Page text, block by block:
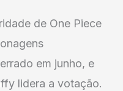
de One Piece
em junho, e
lidera a votação.